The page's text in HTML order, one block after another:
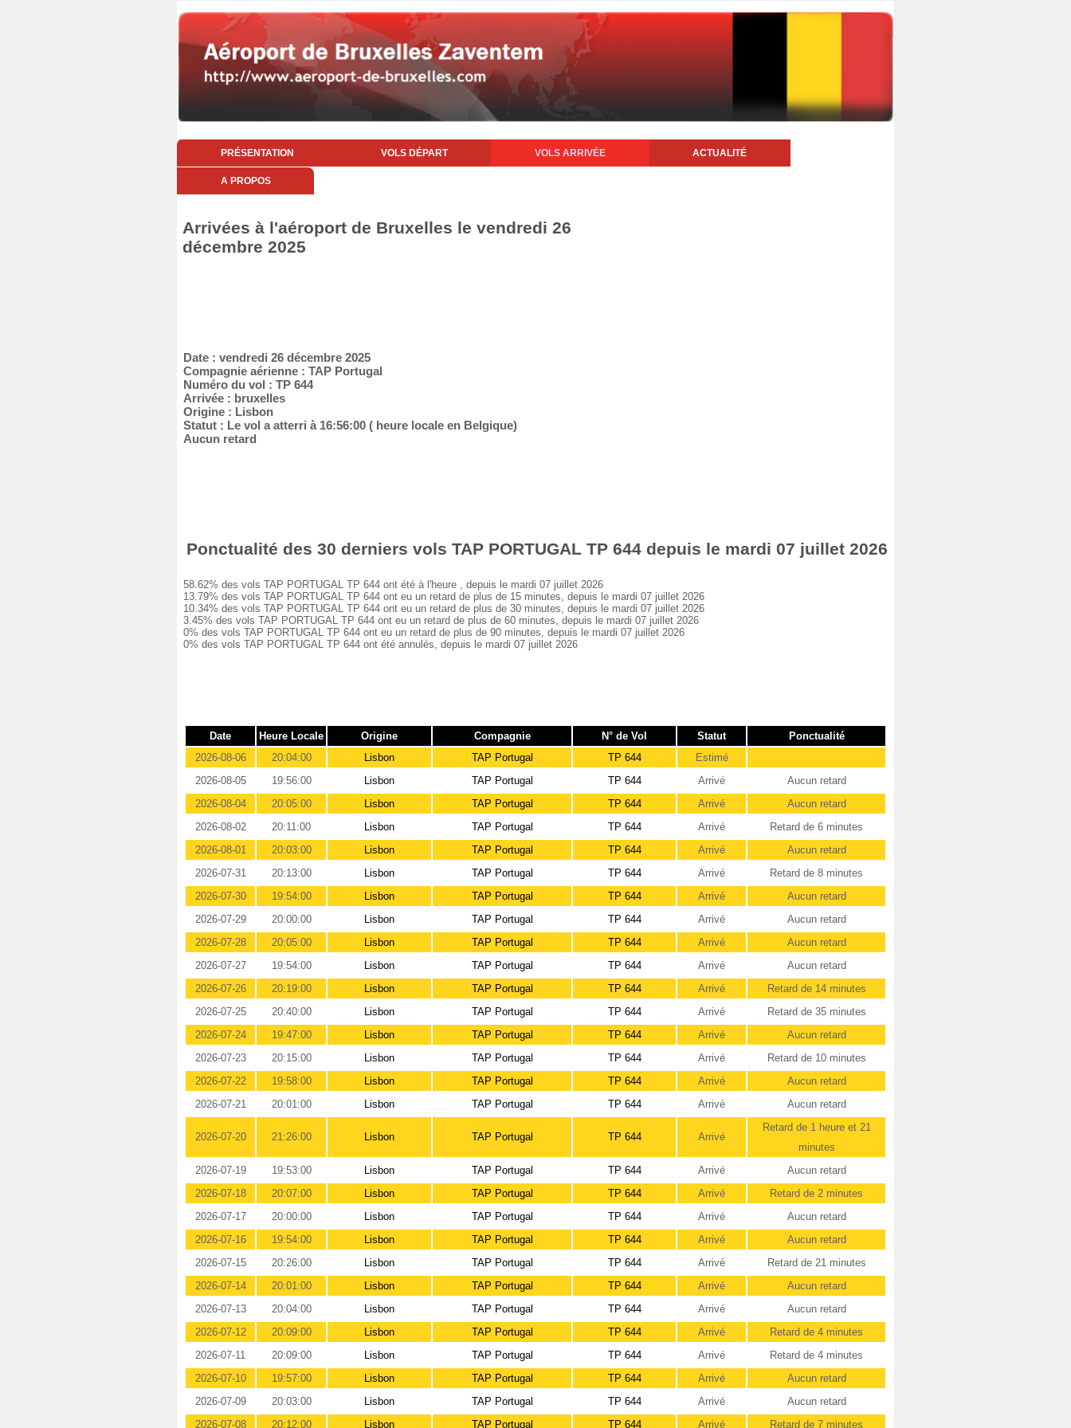
PRÉSENTATION VOLS DÉPART VOLS ARRIVÉE ACTUALITÉ
A PROPOS
Arrivées à l'aéroport de Bruxelles le vendredi 26
décembre 2025
Date : vendredi 26 décembre 2025
Compagnie aérienne : TAP Portugal
Numéro du vol : TP 644
Arrivée : bruxelles
Origine : Lisbon
Statut : Le vol a atterri à 16:56:00 ( heure locale en Belgique)
Aucun retard
Ponctualité des 30 derniers vols TAP PORTUGAL TP 644 depuis le mardi 07 juillet 2026
58.62% des vols TAP PORTUGAL TP 644 ont été à l'heure , depuis le mardi 07 juillet 2026
13.79% des vols TAP PORTUGAL TP 644 ont eu un retard de plus de 15 minutes, depuis le mardi 07 juillet 2026
10.34% des vols TAP PORTUGAL TP 644 ont eu un retard de plus de 30 minutes, depuis le mardi 07 juillet 2026
3.45% des vols TAP PORTUGAL TP 644 ont eu un retard de plus de 60 minutes, depuis le mardi 07 juillet 2026
0% des vols TAP PORTUGAL TP 644 ont eu un retard de plus de 90 minutes, depuis le mardi 07 juillet 2026
0% des vols TAP PORTUGAL TP 644 ont été annulés, depuis le mardi 07 juillet 2026
Date Heure Locale Origine Compagnie N° de Vol Statut
Ponctualité
2026-08-06
20:04:00 Lisbon TAP Portugal TP 644
Estimé
2026-08-05
19:56:00 Lisbon TAP Portugal TP 644 Arrivé
Aucun retard
2026-08-04
20:05:00 Lisbon TAP Portugal TP 644 Arrivé
Aucun retard
2026-08-02
20:11:00 Lisbon TAP Portugal TP 644 Arrivé
Retard de 6 minutes
2026-08-01
20:03:00 Lisbon TAP Portugal TP 644 Arrivé
Aucun retard
2026-07-31
20:13:00 Lisbon TAP Portugal TP 644 Arrivé
Retard de 8 minutes
2026-07-30
19:54:00 Lisbon TAP Portugal TP 644 Arrivé
Aucun retard
2026-07-29
20:00:00 Lisbon TAP Portugal TP 644 Arrivé
Aucun retard
2026-07-28
20:05:00 Lisbon TAP Portugal TP 644 Arrivé
Aucun retard
2026-07-27
19:54:00 Lisbon TAP Portugal TP 644 Arrivé
Aucun retard
2026-07-26
20:19:00 Lisbon TAP Portugal TP 644 Arrivé
Retard de 14 minutes
2026-07-25
20:40:00 Lisbon TAP Portugal TP 644 Arrivé
Retard de 35 minutes
2026-07-24
19:47:00 Lisbon TAP Portugal TP 644 Arrivé
Aucun retard
2026-07-23
20:15:00 Lisbon TAP Portugal TP 644 Arrivé
Retard de 10 minutes
2026-07-22
19:58:00 Lisbon TAP Portugal TP 644 Arrivé
Aucun retard
2026-07-21
20:01:00 Lisbon TAP Portugal TP 644 Arrivé Aucun retard
2026-07-20 21:26:00 Lisbon TAP Portugal TP 644 Arrivé
Retard de 1 heure et 21
minutes
2026-07-19
19:53:00 Lisbon TAP Portugal TP 644 Arrivé
Aucun retard
2026-07-18
20:07:00 Lisbon TAP Portugal TP 644 Arrivé
Retard de 2 minutes
2026-07-17
20:00:00 Lisbon TAP Portugal TP 644 Arrivé
Aucun retard
2026-07-16
19:54:00 Lisbon TAP Portugal TP 644 Arrivé
Aucun retard
2026-07-15
20:26:00 Lisbon TAP Portugal TP 644 Arrivé
Retard de 21 minutes
2026-07-14
20:01:00 Lisbon TAP Portugal TP 644 Arrivé
Aucun retard
2026-07-13
20:04:00 Lisbon TAP Portugal TP 644 Arrivé
Aucun retard
2026-07-12
20:09:00 Lisbon TAP Portugal TP 644 Arrivé
Retard de 4 minutes
2026-07-11
20:09:00 Lisbon TAP Portugal TP 644 Arrivé
Retard de 4 minutes
2026-07-10
19:57:00 Lisbon TAP Portugal TP 644 Arrivé
Aucun retard
2026-07-09
20:03:00 Lisbon TAP Portugal TP 644 Arrivé
Aucun retard
2026-07-08
20:12:00 Lisbon TAP Portugal TP 644 Arrivé Retard de 7 minutes